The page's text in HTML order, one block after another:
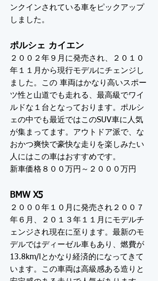
ンクインされている車をピックアップ
しました。
ポルシェ カイエン
２００２年９月に発売され、２０１０
年１１月から現行モデルにチェンジし
ました。この 車両はかなり高いスポー
ツ性と山道でも走れる、最高級でワイ
ルドな１台となっております。ポルシ
ェの中でも最近ではこのSUV車に人気
が集まってます。アウトドア派で、な
おかつ爽快で豪快な走りを楽しみたい
人にはこの車はおすすめです。
新車価格８００万円～２０００万円
BMW X5
２０００年１０月に発売され２００７
年６月、２０１３年１１月にモデルチ
ェンジされ現在に至ります。最新のモ
デルではディーゼル車もあり、燃費が
13.8km/lとかなり経済的になってきて
います。この車両は高級感ある造りと